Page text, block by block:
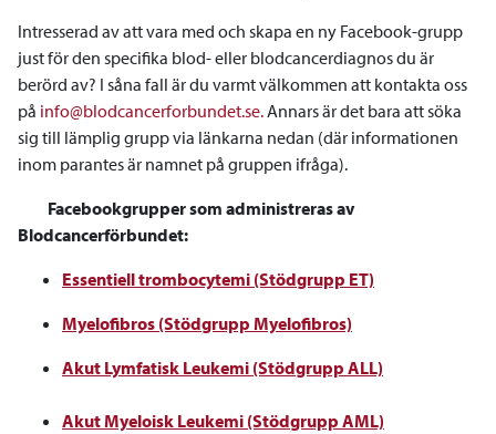
Intresserad av att vara med och skapa en ny Facebook-grupp
just för den specifika blod- eller blodcancerdiagnos du är
berörd av? I såna fall är du varmt välkommen att kontakta oss
på info@blodcancerforbundet.se.Annars är det bara att söka
sig till lämplig grupp via länkarna nedan (där informationen
inom parantes är namnet på gruppen ifråga).
Facebookgrupper som administreras av
Blodcancerförbundet:
Essentiell trombocytemi (Stödgrupp ET)
Myelofibros (Stödgrupp Myelofibros)
Akut Lymfatisk Leukemi (Stödgrupp ALL)
Akut Myeloisk Leukemi (Stödgrupp AML)